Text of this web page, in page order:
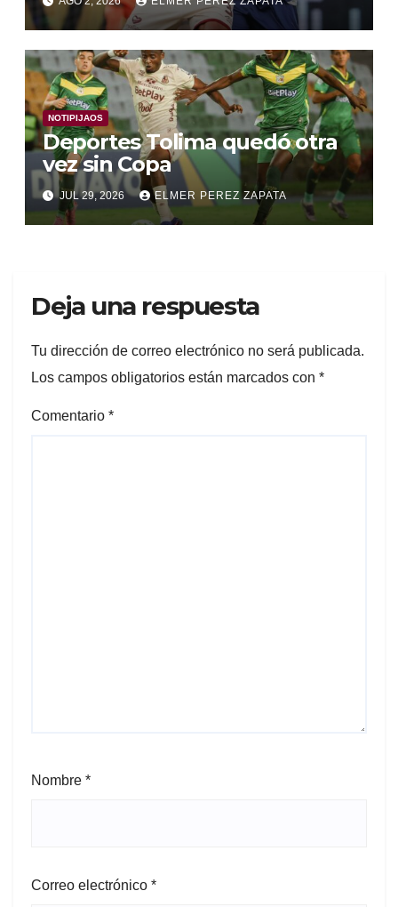
NOTIPIJAOS
Deportes Tolima quedó otra
vez sin Copa
JUL 29, 2026 ELMER PEREZ ZAPATA
Deja una respuesta
Tu dirección de correo electrónico no será publicada.
Los campos obligatorios están marcados con *
Comentario *
Nombre *
Correo electrónico *